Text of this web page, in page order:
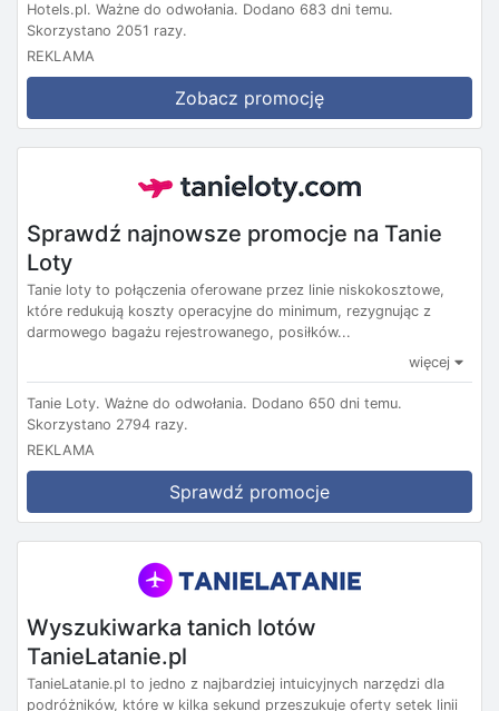
Hotels.pl. Ważne do odwołania. Dodano 683 dni temu.
Skorzystano 2051 razy.
REKLAMA
Zobacz promocję
Sprawdź najnowsze promocje na Tanie
Loty
Tanie loty to połączenia oferowane przez linie niskokosztowe,
które redukują koszty operacyjne do minimum, rezygnując z
darmowego bagażu rejestrowanego, posiłków...
więcej
Tanie Loty. Ważne do odwołania. Dodano 650 dni temu.
Skorzystano 2794 razy.
REKLAMA
Sprawdź promocje
Wyszukiwarka tanich lotów
TanieLatanie.pl
TanieLatanie.pl to jedno z najbardziej intuicyjnych narzędzi dla
podróżników, które w kilka sekund przeszukuje oferty setek linii